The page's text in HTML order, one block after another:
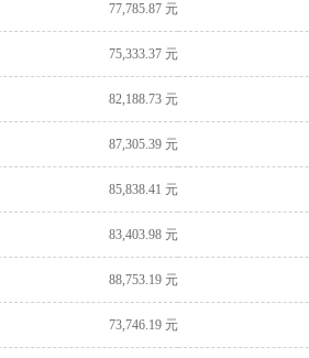
77,785.87 元
75,333.37 元
82,188.73 元
87,305.39 元
85,838.41 元
83,403.98 元
88,753.19 元
73,746.19 元